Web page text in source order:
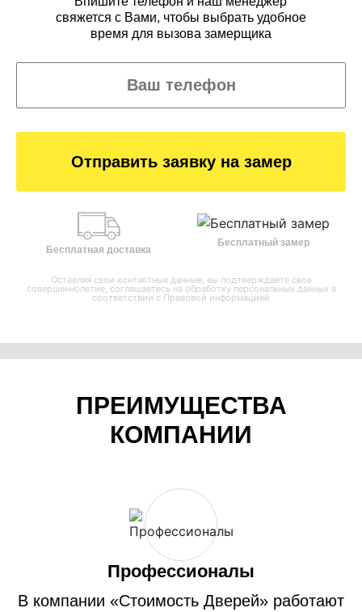
свяжется с Вами, чтобы выбрать удобное
время для вызова замерщика
Отправить заявку на замер
Бесплатная доставка
Бесплатный замер
Оставляя свои контактные данные, вы подтверждаете свое
совершеннолетие, соглашаетесь на обработку персональных данных в
соответствии с Правовой информацией
ПРЕИМУЩЕСТВА
КОМПАНИИ
Профессионалы
В компании «Стоимость Дверей» работают